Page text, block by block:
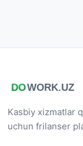
Kasbiy xizmatlar
uchun frilanser